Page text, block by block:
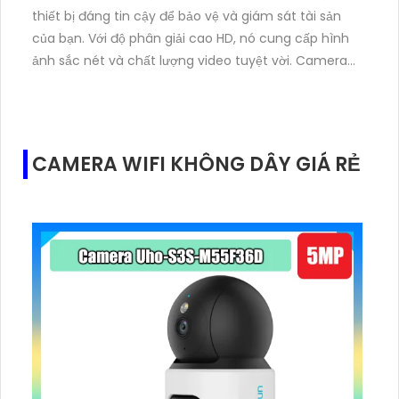
của bạn.
thiết bị đáng tin cậy để bảo vệ và giám sát tài sản
của bạn. Với độ phân giải cao HD, nó cung cấp hình
ảnh sắc nét và chất lượng video tuyệt vời. Camera
năng quan sát trong ban đêm với công nghệ hồng
ngoại thông minh. Trên hết, DS-2CE10KF0T-FS dễ
CAMERA WIFI KHÔNG DÂY GIÁ RẺ